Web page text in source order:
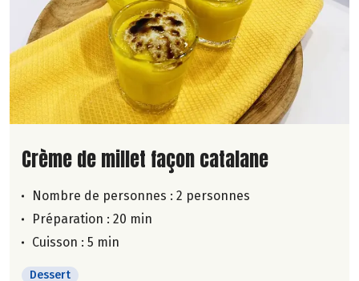
Lire la suite de la recette
Crème de millet façon catalane
Nombre de personnes : 2 personnes
Préparation : 20 min
Cuisson : 5 min
Dessert